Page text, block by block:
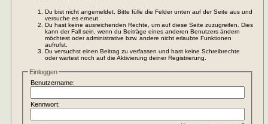
Du bist nicht angemeldet. Bitte fülle die Felder unten auf der Seite aus und
versuche es erneut.
Du hast keine ausreichenden Rechte, um auf diese Seite zuzugreifen. Dies
kann der Fall sein, wenn du Beiträge eines anderen Benutzers ändern
möchtest oder administrative bzw. andere nicht erlaubte Funktionen
aufrufst.
Du versuchst einen Beitrag zu verfassen und hast keine Schreibrechte
oder wartest noch auf die Aktivierung deiner Registrierung.
Einloggen
Benutzername:
Kennwort: